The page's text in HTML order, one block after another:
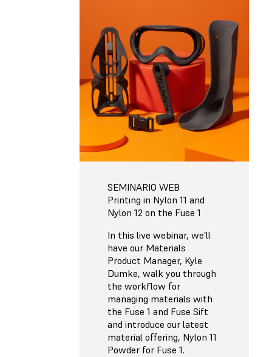
SEMINARIO WEB
Printing in Nylon 11 and
Nylon 12 on the Fuse 1
In this live webinar, we’ll
have our Materials
Product Manager, Kyle
Dumke, walk you through
the workflow for
managing materials with
the Fuse 1 and Fuse Sift
and introduce our latest
material offering, Nylon 11
Powder for Fuse 1.